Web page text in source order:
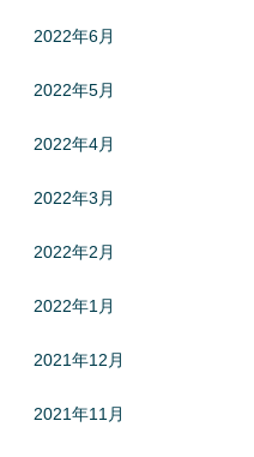
2022年6月
2022年5月
2022年4月
2022年3月
2022年2月
2022年1月
2021年12月
2021年11月